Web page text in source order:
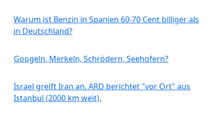
Warum ist Benzin in Spanien 60-70 Cent billiger als
in Deutschland?
Googeln, Merkeln, Schrödern, Seehofern?
Israel greift Iran an. ARD berichtet "vor Ort" aus
Istanbul (2000 km weit).